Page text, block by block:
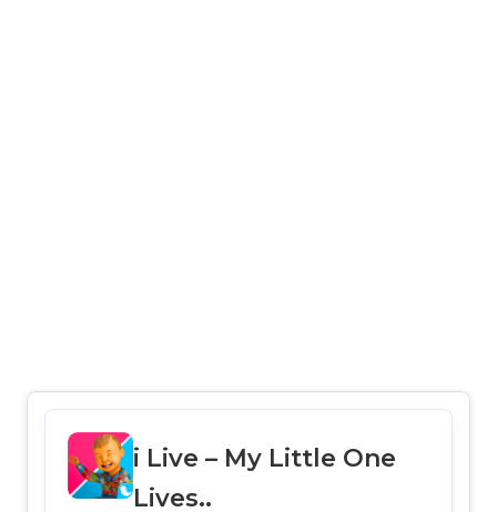
i Live – My Little One
Lives..